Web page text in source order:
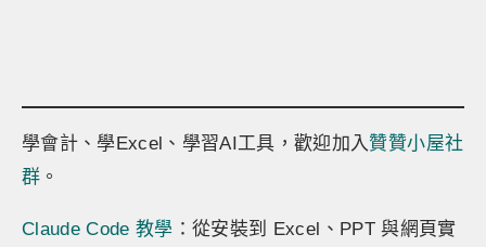
學會計、學Excel、學習AI工具，歡迎加入贊贊小屋社
群 。
Claude Code 教學 ：從安裝到 Excel、PPT 與網頁實